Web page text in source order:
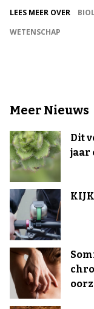
LEES MEER OVER
WETENSCHAP
Meer Nieuws
Dit
jaar